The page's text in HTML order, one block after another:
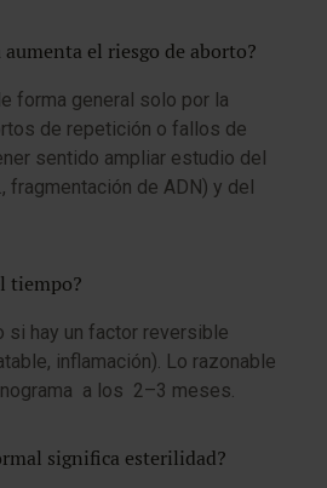
el riesgo de aborto?
forma general solo por la
de repetición o fallos de
sentido ampliar estudio del
fragmentación de ADN) y del
tiempo?
si hay un factor reversible
inflamación). Lo razonable
a los 2–3 meses.
significa esterilidad?